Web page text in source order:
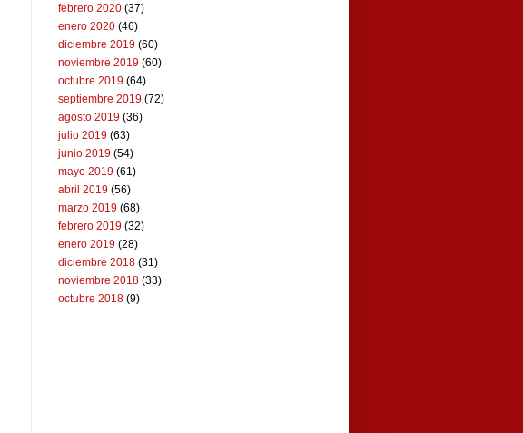
febrero 2020 (37)
enero 2020 (46)
diciembre 2019 (60)
noviembre 2019 (60)
octubre 2019 (64)
septiembre 2019 (72)
agosto 2019 (36)
julio 2019 (63)
junio 2019 (54)
mayo 2019 (61)
abril 2019 (56)
marzo 2019 (68)
febrero 2019 (32)
enero 2019 (28)
diciembre 2018 (31)
noviembre 2018 (33)
octubre 2018 (9)